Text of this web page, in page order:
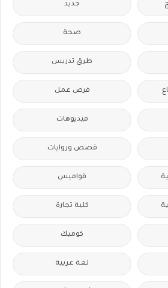
جديد
صحة
طرق تدريس
فرص عمل
فيديوهات
قصص وروايات
قواميس
كلية تجارة
كوميك
لغة عربية